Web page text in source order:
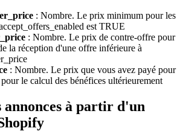
: Nombre. Le prix minimum pour les
est TRUE
: Nombre. Le prix de contre-offre pour
la réception d'une offre inférieure à
: Nombre. Le prix que vous avez payé pour
le calcul des bénéfices ultérieurement
à partir d'un